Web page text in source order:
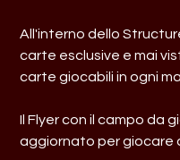
All'interno dello
carte esclusive e mai
carte giocabili in ogni
Il Flyer con il campo da
aggiornato per giocare